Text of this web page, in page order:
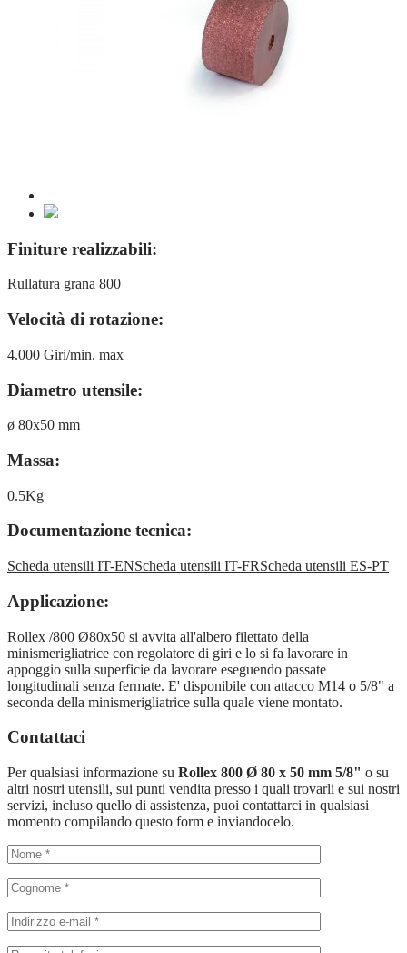
Finiture realizzabili:
Rullatura grana 800
Velocità di rotazione:
4.000 Giri/min. max
Diametro utensile:
ø 80x50 mm
Massa:
0.5Kg
Documentazione tecnica:
Scheda utensili IT-ENScheda utensili IT-FRScheda utensili ES-PT
Applicazione:
Rollex /800 Ø80x50 si avvita all'albero filettato della
minismerigliatrice con regolatore di giri e lo si fa lavorare in
appoggio sulla superficie da lavorare eseguendo passate
longitudinali senza fermate. E' disponibile con attacco M14 o 5/8" a
seconda della minismerigliatrice sulla quale viene montato.
Contattaci
Per qualsiasi informazione su Rollex 800 Ø 80 x 50 mm 5/8" o su
altri nostri utensili, sui punti vendita presso i quali trovarli e sui nostri
servizi, incluso quello di assistenza, puoi contattarci in qualsiasi
momento compilando questo form e inviandocelo.